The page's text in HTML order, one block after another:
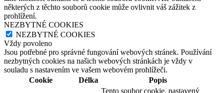
některých z těchto souborů cookie může ovlivnit váš zážitek z
prohlížení.
NEZBYTNÉ COOKIES
NEZBYTNÉ COOKIES
Vždy povoleno
Jsou potřebné pro správné fungování webových stránek. Používání
nezbytných cookies na našich webových stránkách je vždy v
souladu s nastavením ve vašem webovém prohlížeči.
Cookie
Délka Popis
Tento soubor cookie, nastavený